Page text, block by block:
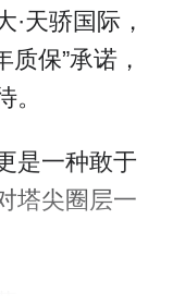
天骄国际，
保”承诺，
。
是一种敢于
塔尖圈层一